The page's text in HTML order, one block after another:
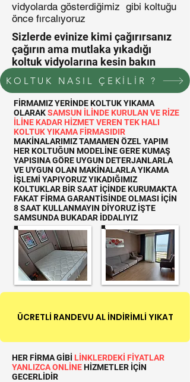
vidyolarda gösterdiğimiz gibi koltuğu
önce fırcalıyoruz
Sizlerde evinize kimi çağırırsanız
çağırın ama mutlaka yıkadığı
koltuk vidyolarına kesin bakın
KOLTUK NASIL ÇEKİLİR ?
FİRMAMIZ YERİNDE KOLTUK YIKAMA
OLARAKSAMSUN İLİNDE KURULAN VE RİZE
İLİNE KADAR HİZMET VEREN TEK HALI
KOLTUK YIKAMA FİRMASIDIR
MAKİNALARIMIZ TAMAMEN ÖZEL YAPIM
HER KOLTUĞUN MODELİNE GERE KUMAŞ
YAPISINA GÖRE UYGUN DETERJANLARLA
VE UYGUN OLAN MAKİNALARLA YIKAMA
İŞLEMİ YAPIYORUZ YIKADIĞIMIZ
KOLTUKLAR BİR SAAT İÇİNDE KURUMAKTA
FAKAT FİRMA GARANTİSİNDE OLMASI İÇİN
8 SAAT KULLANMAYIN DİYORUZ İŞTE
SAMSUNDA BUKADAR İDDALIYIZ
ÜCRETLİ RANDEVU AL İNDİRİMLİ YIKAT
HER FİRMA GİBİ LİNKLERDEKİ FİYATLAR
YANLIZCA ONLİNEHİZMETLER İÇİN
GECERLİDİR